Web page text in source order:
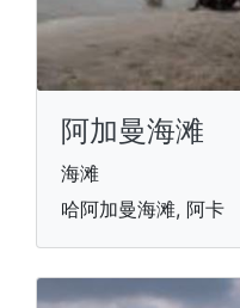
阿加曼海滩
海滩
哈阿加曼海滩, 阿卡